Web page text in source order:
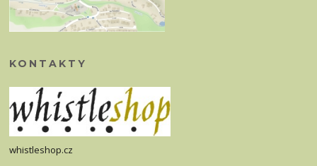
KONTAKTY
whistleshop.cz